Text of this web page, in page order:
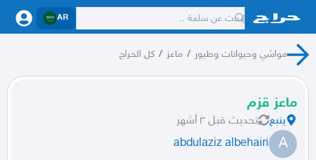
AR
مواشي وحيوانات وطيور / ماعز / كل الحراج
ماعز قزم
ينبع تحديث قبل ٣ أشهر
A
abdulaziz albehairi